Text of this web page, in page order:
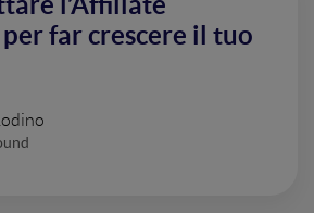
far crescere il tuo